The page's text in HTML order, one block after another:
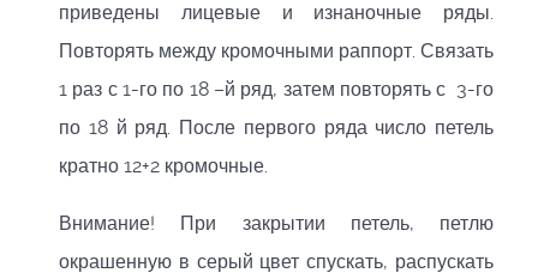
приведены лицевые и изнаночные ряды.
Повторять между кромочными раппорт. Связать
1 раз с 1-го по 18 –й ряд, затем повторять с 3-го
по 18 й ряд. После первого ряда число петель
кратно 12+2 кромочные.
Внимание! При закрытии петель, петлю
окрашенную в серый цвет спускать, распускать